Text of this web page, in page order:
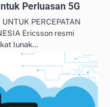
Perluasan 5G
PERCEPATAN
Ericsson resmi
lunak…